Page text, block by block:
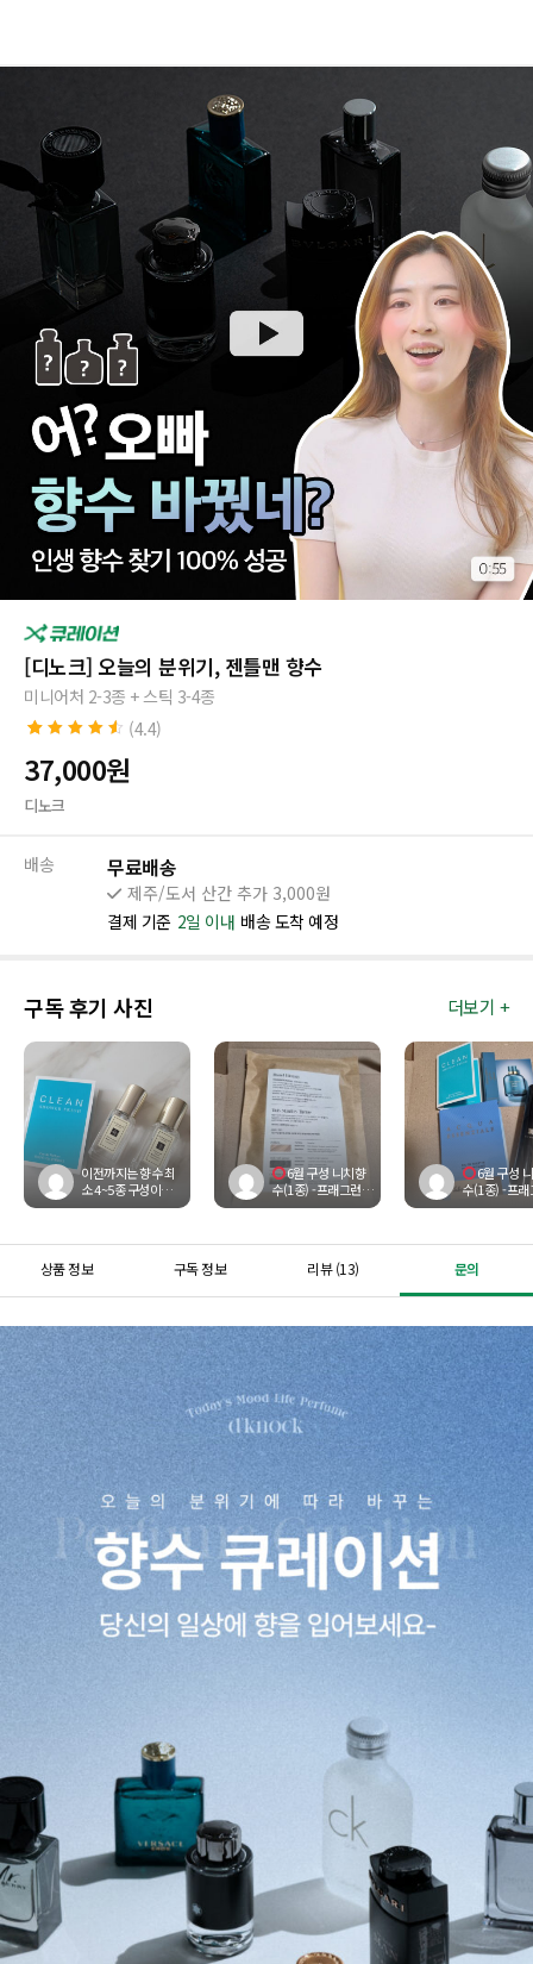
[디노크] 오늘의 분위기, 젠틀맨 향수
미니어처 2-3종 + 스틱 3-4종
4.4
객 평가를 기
준으로 5점
만점에
(4.4)
37,000원
디노크
배송 무료배송
제주/도서 산간 추가 3,000원
결제 기준 2일 이내 배송 도착 예정
구독 후기 사진 더보기 +
이전까지는 향수 최
소 4~5종 구성이었고
그나마도 매달 중복
6월 구성 니치향
수(1종) -프래그런스
드 부와 "오드 누아르
6월 구성
수(1종) -프래
드 부와 "오드
상품 정보 구독 정보 리뷰 (13) 문의